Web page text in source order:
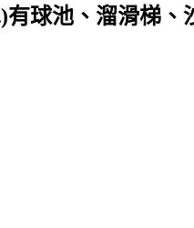
有球池、溜滑梯